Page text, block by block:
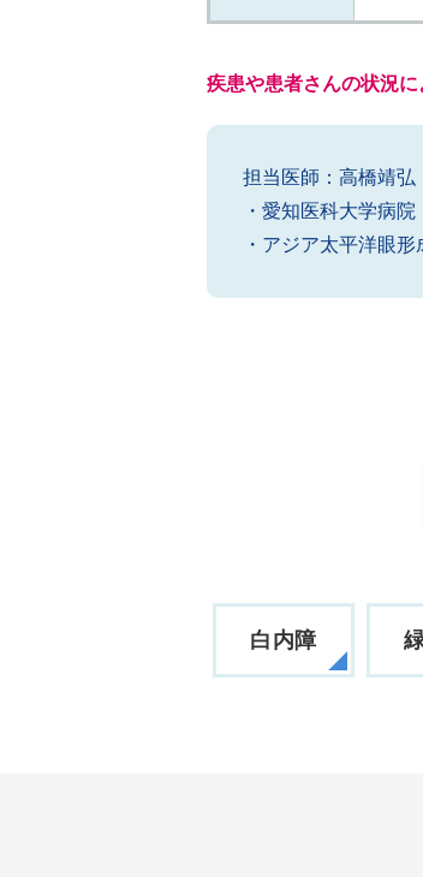
疾患や患者さんの状況
担当医師：高橋靖弘
・愛知医科大学病
・アジア太平洋眼
白内障